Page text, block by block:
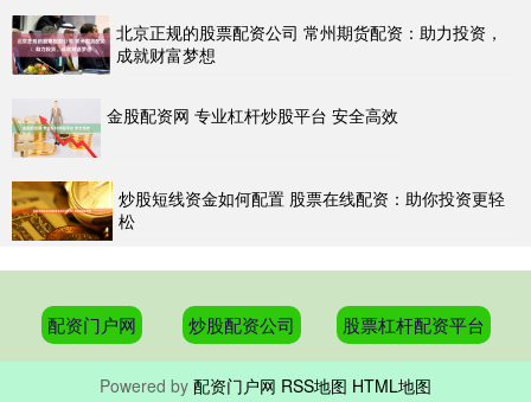
北京正规的股票配资公司 常州期货配资：助力投资，
成就财富梦想
金股配资网 专业杠杆炒股平台 安全高效
炒股短线资金如何配置 股票在线配资：助你投资更轻
松
配资门户网 炒股配资公司 股票杠杆配资平台
Powered by 配资门户网 RSS地图 HTML地图